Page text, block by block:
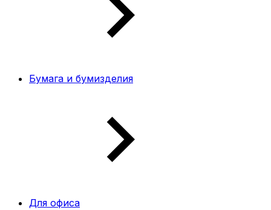
Бумага и бумизделия
Для офиса